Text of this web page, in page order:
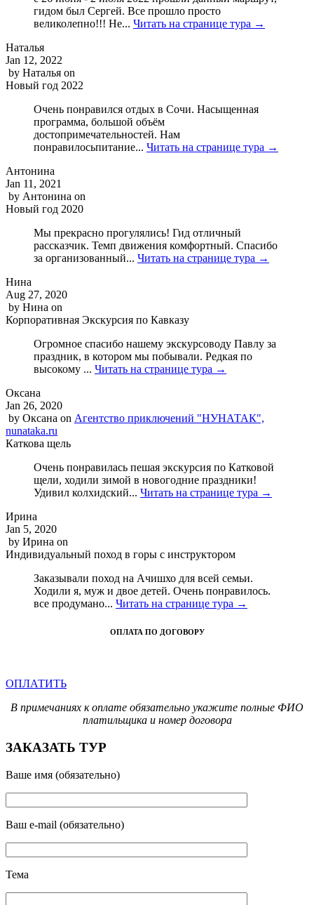
гидом был Сергей. Все прошло просто
великолепно!!! Не... Читать на странице тура →
Наталья
Jan 12, 2022
by Наталья on
Новый год 2022
Очень понравился отдых в Сочи. Насыщенная
программа, большой объём
достопримечательностей. Нам
понравилосьпитание... Читать на странице тура →
Антонина
Jan 11, 2021
by Антонина on
Новый год 2020
Мы прекрасно прогулялись! Гид отличный
рассказчик. Темп движения комфортный. Спасибо
за организованный... Читать на странице тура →
Нина
Aug 27, 2020
by Нина on
Корпоративная Экскурсия по Кавказу
Огромное спасибо нашему экскурсоводу Павлу за
праздник, в котором мы побывали. Редкая по
высокому ... Читать на странице тура →
Оксана
Jan 26, 2020
by Оксана on Агентство приключений "НУНАТАК",
nunataka.ru
Каткова щель
Очень понравилась пешая экскурсия по Катковой
щели, ходили зимой в новогодние праздники!
Удивил колхидский... Читать на странице тура →
Ирина
Jan 5, 2020
by Ирина on
Индивидуальный поход в горы с инструктором
Заказывали поход на Ачишхо для всей семьи.
Ходили я, муж и двое детей. Очень понравилось.
все продумано... Читать на странице тура →
ОПЛАТА ПО ДОГОВОРУ
ОПЛАТИТЬ
В примечаниях к оплате обязательно укажите полные ФИО
платильщика и номер договора
ЗАКАЗАТЬ ТУР
Ваше имя (обязательно)
Ваш e-mail (обязательно)
Тема